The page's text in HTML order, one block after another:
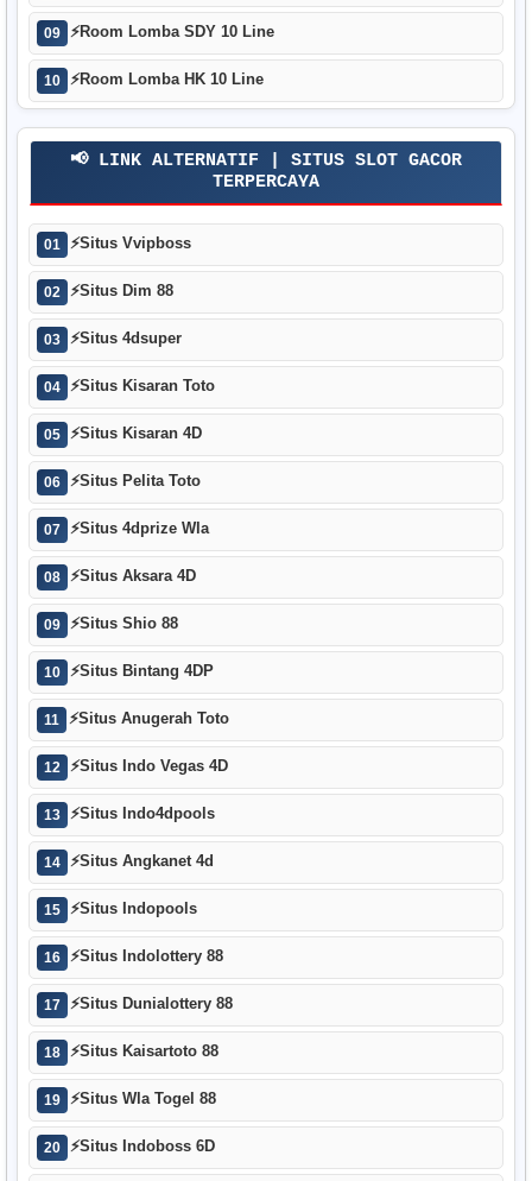
09 ⚡Room Lomba SDY 10 Line
10 ⚡Room Lomba HK 10 Line
📢 LINK ALTERNATIF | SITUS SLOT GACOR
TERPERCAYA
01 ⚡Situs Vvipboss
02 ⚡Situs Dim 88
03 ⚡Situs 4dsuper
04 ⚡Situs Kisaran Toto
05 ⚡Situs Kisaran 4D
06 ⚡Situs Pelita Toto
07 ⚡Situs 4dprize Wla
08 ⚡Situs Aksara 4D
09 ⚡Situs Shio 88
10 ⚡Situs Bintang 4DP
11 ⚡Situs Anugerah Toto
12 ⚡Situs Indo Vegas 4D
13 ⚡Situs Indo4dpools
14 ⚡Situs Angkanet 4d
15 ⚡Situs Indopools
16 ⚡Situs Indolottery 88
17 ⚡Situs Dunialottery 88
18 ⚡Situs Kaisartoto 88
19 ⚡Situs Wla Togel 88
20 ⚡Situs Indoboss 6D